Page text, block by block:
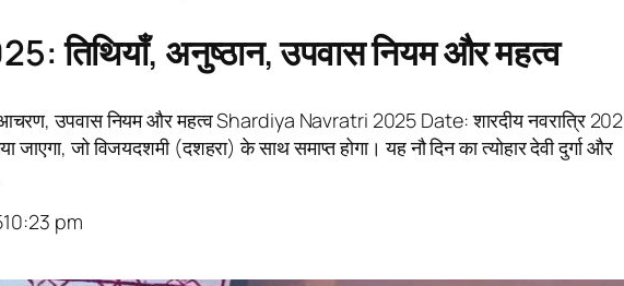
तिथियाँ, अनुष्ठान, उपवास नियम और महत्व
आचरण, उपवास नियम और महत्व Shardiya Navratri 2025 Date: शारदीय नवरात्रि
जो विजयदशमी (दशहरा) के साथ समाप्त होगा। यह नौ दिन का त्योहार देवी दुर्गा और
10:23 pm